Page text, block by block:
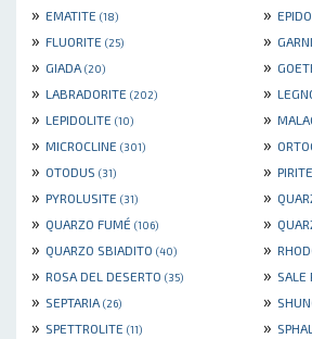
» EMATITE (18) »
» FLUORITE (25) »
» GIADA (20) »
» LABRADORITE (202) »
» LEPIDOLITE (10) »
» MICROCLINE (301) »
» OTODUS (31) » PIRITE
» PYROLUSITE (31) »
» QUARZO FUMÉ (106) »
» QUARZO SBIADITO (40) »
» ROSA DEL DESERTO (35) » SALE
» SEPTARIA (26) »
» SPETTROLITE (11) »